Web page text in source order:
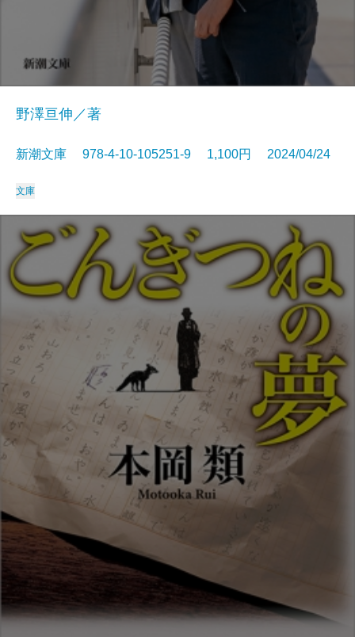
野澤亘伸／著
新潮文庫 978-4-10-105251-9 1,100円 2024/04/24
文庫